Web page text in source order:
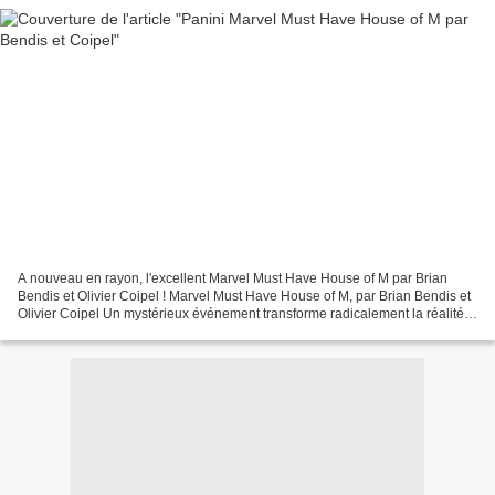
A nouveau en rayon, l'excellent Marvel Must Have House of M par Brian
Bendis et Olivier Coipel ! Marvel Must Have House of M, par Brian Bendis et
Olivier Coipel Un mystérieux événement transforme radicalement la réalité...